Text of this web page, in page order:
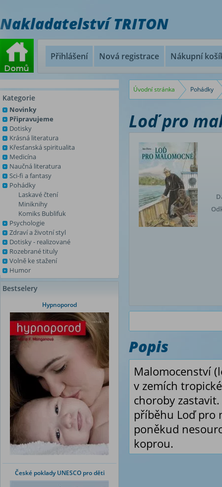
Nakladatelství TRITON
Přihlášení Nová registrace Nákupní
Kategorie
Novinky
Připravujeme
Dotisky
Krásná literatura
Křesťanská spiritualita
Medicína
Naučná literatura
Sci-fi a fantasy
Pohádky
Laskavé čtení
Miniknihy
Komiks Bublifuk
Psychologie
Zdraví a životní styl
Dotisky - realizované
Rozebrané tituly
Volně ke stažení
Humor
Bestselery
Hypnoporod
České poklady UNESCO pro děti
Úvodní stránka Pohádky
Loď pro
Popis
Malomocenství
v zemích
choroby
příběhu Loď pro
poněkud
koprou.